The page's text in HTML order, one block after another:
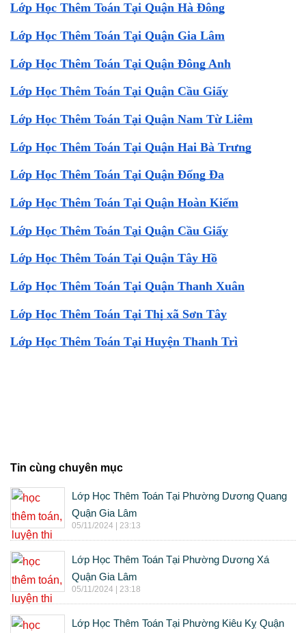
Lớp Học Thêm Toán Tại Quận Hà Đông
Lớp Học Thêm Toán Tại Quận Gia Lâm
Lớp Học Thêm Toán Tại Quận Đông Anh
Lớp Học Thêm Toán Tại Quận Cầu Giấy
Lớp Học Thêm Toán Tại Quận Nam Từ Liêm
Lớp Học Thêm Toán Tại Quận Hai Bà Trưng
Lớp Học Thêm Toán Tại Quận Đống Đa
Lớp Học Thêm Toán Tại Quận Hoàn Kiếm
Lớp Học Thêm Toán Tại Quận Cầu Giấy
Lớp Học Thêm Toán Tại Quận Tây Hồ
Lớp Học Thêm Toán Tại Quận Thanh Xuân
Lớp Học Thêm Toán Tại Thị xã Sơn Tây
Lớp Học Thêm Toán Tại Huyện Thanh Trì
Tin cùng chuyên mục
Lớp Học Thêm Toán Tại Phường Dương Quang
Quận Gia Lâm
05/11/2024 | 23:13
Lớp Học Thêm Toán Tại Phường Dương Xá
Quận Gia Lâm
05/11/2024 | 23:18
Lớp Học Thêm Toán Tại Phường Kiêu Kỵ Quận